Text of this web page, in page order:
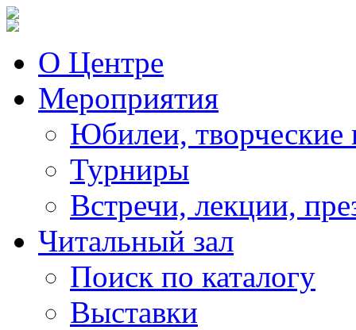
О Центре
Мероприятия
Юбилеи, творческие
Турниры
Встречи, лекции,
Читальный зал
Поиск по каталогу
Выставки